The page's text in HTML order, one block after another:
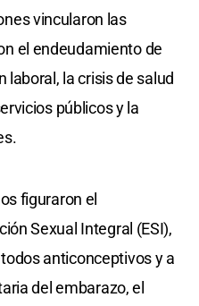
vincularon las
el endeudamiento de
laboral, la crisis de salud
públicos y la
figuraron el
Sexual Integral (ESI),
anticonceptivos y a
del embarazo, el